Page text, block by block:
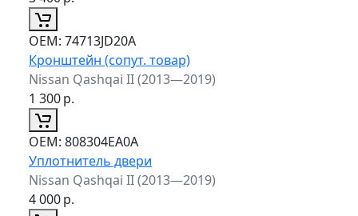
ОЕМ: 74713JD20A
Кронштейн (сопут. товар)
Nissan Qashqai II (2013—2019)
1 300р.
ОЕМ: 808304EA0A
Уплотнитель двери
Nissan Qashqai II (2013—2019)
4 000р.